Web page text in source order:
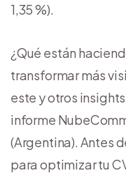
1,35 %).
¿Qué están
transformar más
este y otros
informe
(Argentina). Antes
para optimizar tu